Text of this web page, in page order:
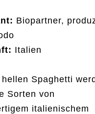
Biopartner,
Italien
Spaghetti
Sorten von
italienischem
anmelden